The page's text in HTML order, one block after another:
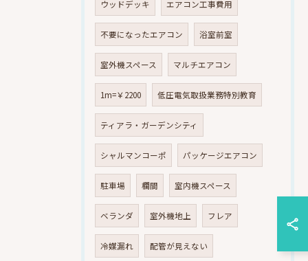
ウッドデッキ エアコン工事費用
不要になったエアコン 浴室前室
室外機スペース マルチエアコン
1m=￥2200 低圧電気取扱業務特別教育
ティアラ・ガーデンシティ
シャルマンコーポ パッケージエアコン
駐車場 欄間 室内機スペース
ベランダ 室外機地上 フレア
冷媒漏れ 配管が見えない